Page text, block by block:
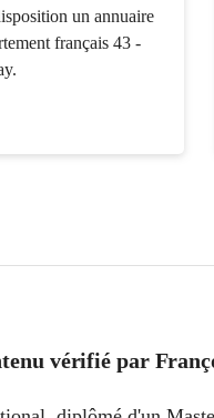
un annuaire
français 43 -
vérifié par